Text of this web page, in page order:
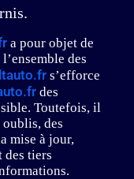
a pour objet de
des
s’efforce
des
Toutefois, il
des
mise à jour,
des tiers